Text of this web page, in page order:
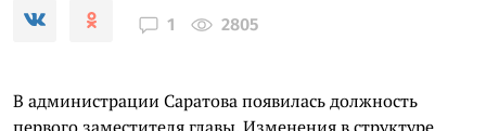
1 2805
В администрации Саратова появилась должность